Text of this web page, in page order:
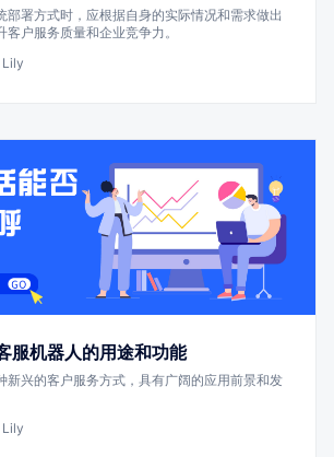
部署方式时，应根据自身的实际情况和需求做出
户服务质量和企业竞争力。
Lily
服机器人的用途和功能
新兴的客户服务方式，具有广阔的应用前景和发
Lily